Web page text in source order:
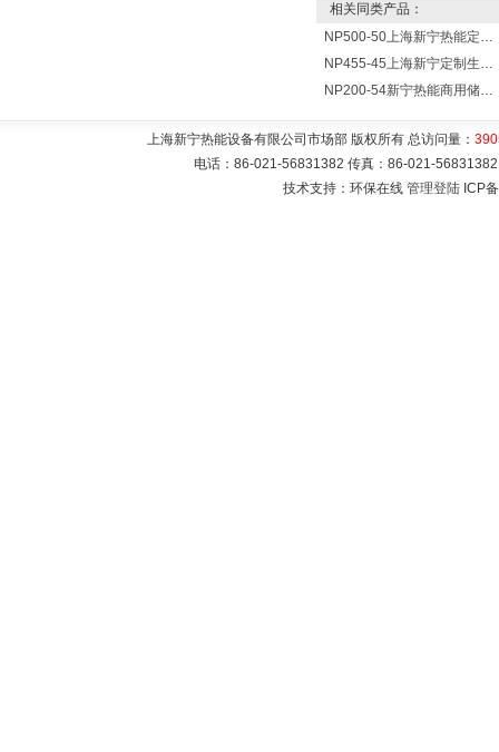
相关同类产品：
NP500-50上海新宁热能定制各式不锈钢水箱容器
NP455-45上海新宁定制生产各式不锈钢容器
NP200-54新宁热能商用储水式电热水器V=200升N=54千瓦
上海新宁热能设备有限公司市场部 版权所有 总访问量：
电话：86-021-56831382 传真：86-021-
技术支持：环保在线 管理登陆 ICP